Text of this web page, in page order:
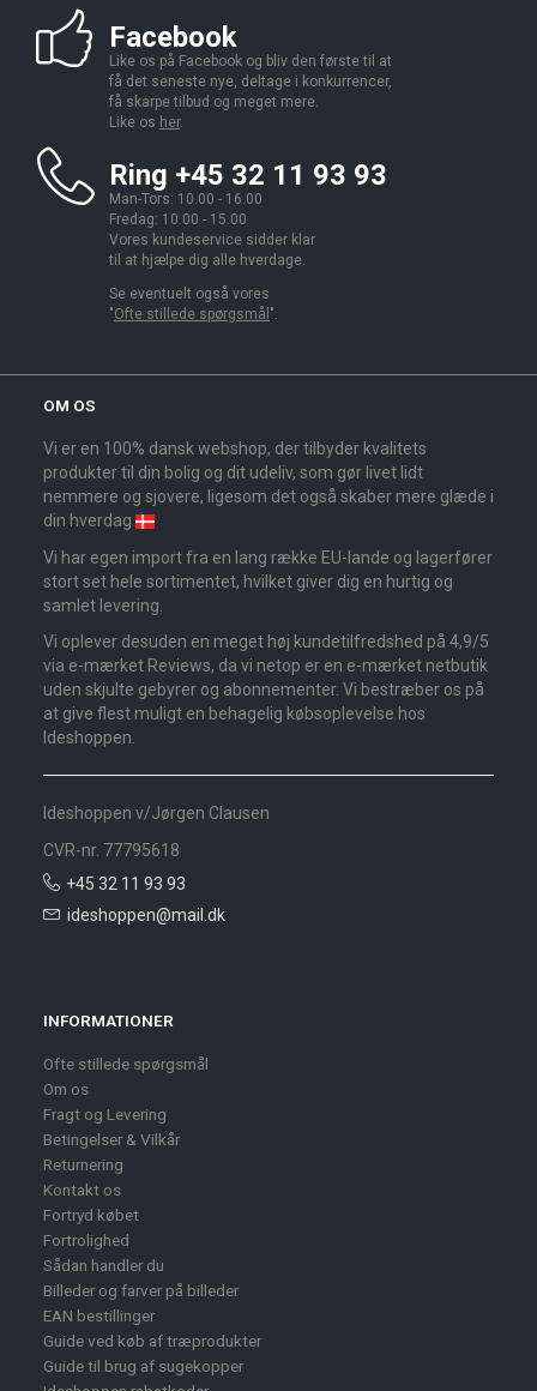
Facebook
Like os på Facebook og bliv den første til at
få det seneste nye, deltage i konkurrencer,
få skarpe tilbud og meget mere.
Like os her.
Ring +45 32 11 93 93
Man-Tors: 10.00 - 16.00
Fredag: 10.00 - 15.00
Vores kundeservice sidder klar
til at hjælpe dig alle hverdage.
Se eventuelt også vores
"Ofte stillede spørgsmål ".
OM OS
Vi er en 100% dansk webshop, der tilbyder kvalitets
produkter til din bolig og dit udeliv, som gør livet lidt
nemmere og sjovere, ligesom det også skaber mere glæde i
din hverdag
Vi har egen import fra en lang række EU-lande og lagerfører
stort set hele sortimentet, hvilket giver dig en hurtig og
samlet levering.
Vi oplever desuden en meget høj kundetilfredshed på 4,9/5
via e-mærket Reviews, da vi netop er en e-mærket netbutik
uden skjulte gebyrer og abonnementer. Vi bestræber os på
at give flest muligt en behagelig købsoplevelse hos
Ideshoppen.
Ideshoppen v/Jørgen Clausen
CVR-nr. 77795618
+45 32 11 93 93
ideshoppen@mail.dk
INFORMATIONER
Ofte stillede spørgsmål
Om os
Fragt og Levering
Betingelser & Vilkår
Returnering
Kontakt os
Fortryd købet
Fortrolighed
Sådan handler du
Billeder og farver på billeder
EAN bestillinger
Guide ved køb af træprodukter
Guide til brug af sugekopper